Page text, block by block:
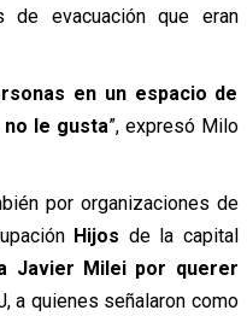
de evacuación que eran
en un espacio de
le gusta”, expresó Milo
por organizaciones de
Hijos de la capital
Javier Milei por querer
a quienes señalaron como